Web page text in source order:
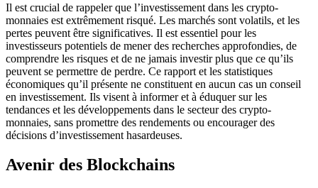
Il est crucial de rappeler que l’investissement dans les crypto-
monnaies est extrêmement risqué. Les marchés sont volatils, et les
pertes peuvent être significatives. Il est essentiel pour les
investisseurs potentiels de mener des recherches approfondies, de
comprendre les risques et de ne jamais investir plus que ce qu’ils
peuvent se permettre de perdre. Ce rapport et les statistiques
économiques qu’il présente ne constituent en aucun cas un conseil
en investissement. Ils visent à informer et à éduquer sur les
tendances et les développements dans le secteur des crypto-
monnaies, sans promettre des rendements ou encourager des
décisions d’investissement hasardeuses.
Avenir des Blockchains